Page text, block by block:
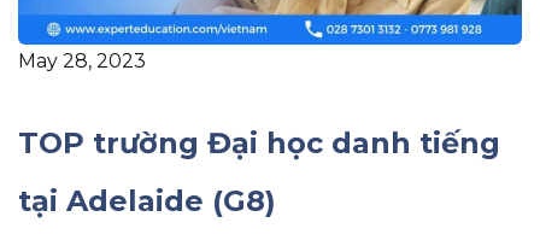
May 28, 2023
TOP trường Đại học danh tiếng
tại Adelaide (G8)